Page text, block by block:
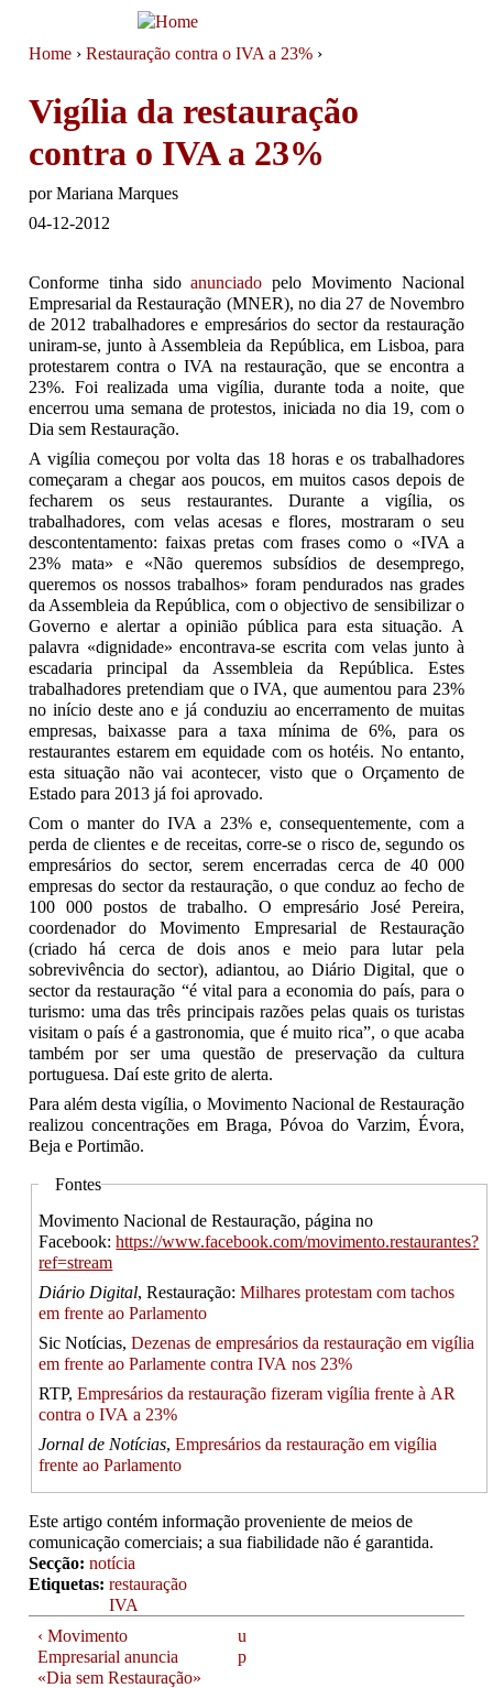
You are here
Home › Restauração contra o IVA a 23% ›
Vigília da restauração
contra o IVA a 23%
porMariana Marques
04-12-2012
Conforme tinha sidoanunciado pelo Movimento Nacional
Empresarial da Restauração (MNER), no dia 27 de Novembro
de 2012 trabalhadores e empresários do sector da restauração
uniram-se, junto à Assembleia da República, em Lisboa, para
protestarem contra o IVA na restauração, que se encontra a
23%. Foi realizada uma vigília, durante toda a noite, que
encerrou uma semana de protestos, iniciada no dia 19, com o
Dia sem Restauração.
A vigília começou por volta das 18 horas e os trabalhadores
começaram a chegar aos poucos, em muitos casos depois de
fecharem os seus restaurantes. Durante a vigília, os
trabalhadores, com velas acesas e flores, mostraram o seu
descontentamento: faixas pretas com frases como o «IVA a
23% mata» e «Não queremos subsídios de desemprego,
queremos os nossos trabalhos» foram pendurados nas grades
da Assembleia da República, com o objectivo de sensibilizar o
Governo e alertar a opinião pública para esta situação. A
palavra «dignidade» encontrava-se escrita com velas junto à
escadaria principal da Assembleia da República. Estes
trabalhadores pretendiam que o IVA, que aumentou para 23%
no início deste ano e já conduziu ao encerramento de muitas
empresas, baixasse para a taxa mínima de 6%, para os
restaurantes estarem em equidade com os hotéis. No entanto,
esta situação não vai acontecer, visto que o Orçamento de
Estado para 2013 já foi aprovado.
Com o manter do IVA a 23% e, consequentemente, com a
perda de clientes e de receitas, corre-se o risco de, segundo os
empresários do sector, serem encerradas cerca de 40 000
empresas do sector da restauração, o que conduz ao fecho de
100 000 postos de trabalho. O empresário José Pereira,
coordenador do Movimento Empresarial de Restauração
(criado há cerca de dois anos e meio para lutar pela
sobrevivência do sector), adiantou, ao Diário Digital, que o
sector da restauração “é vital para a economia do país, para o
turismo: uma das três principais razões pelas quais os turistas
visitam o país é a gastronomia, que é muito rica”, o que acaba
também por ser uma questão de preservação da cultura
portuguesa. Daí este grito de alerta.
Para além desta vigília, o Movimento Nacional de Restauração
realizou concentrações em Braga, Póvoa do Varzim, Évora,
Beja e Portimão.
Fontes
Movimento Nacional de Restauração, página no
Facebook:https://www.facebook.com/movimento.restaurantes?
ref=stream
Diário Digital, Restauração:Milhares protestam com tachos
em frente ao Parlamento
Sic Notícias,Dezenas de empresários da restauração em vigília
em frente ao Parlamente contra IVA nos 23%
RTP,Empresários da restauração fizeram vigília frente à AR
contra o IVA a 23%
Jornal de Notícias,Empresários da restauração em vigília
frente ao Parlamento
Este artigo contém informação proveniente de meios de
comunicação comerciais; a sua fiabilidade não é garantida.
Secção: notícia
Etiquetas: restauração
IVA
‹ Movimento
Empresarial anuncia
«Dia sem Restauração»
u
p